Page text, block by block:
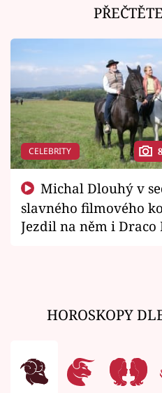
CELEBRITY
slavného filmového
Jezdil na něm i
HOROSKOPY